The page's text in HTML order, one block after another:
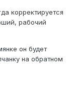
корректируется
рабочий
он будет
на обратном